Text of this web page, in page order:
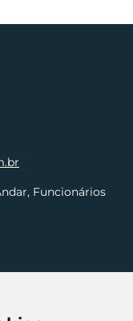
Funcionários